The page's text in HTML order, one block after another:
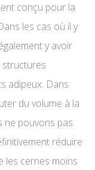
conçu pour la
les cas où il y
y avoir
structures
adipeux. Dans
du volume à la
ne pouvons pas
réduire
les cernes moins